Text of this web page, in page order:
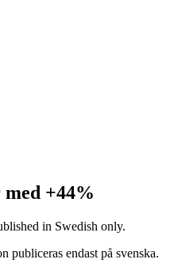
med +44%
in Swedish only.
publiceras endast på svenska.